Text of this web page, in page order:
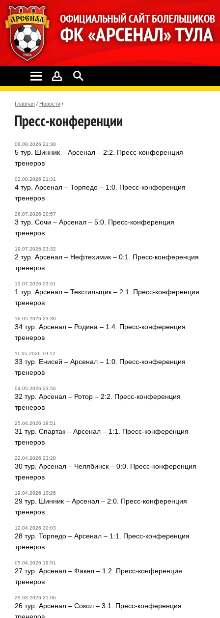
Главная / Новости /
Пресс-конференции
08.08.2026 21:38
5 тур. Шинник – Арсенал – 2:2. Пресс-конференция
тренеров
02.08.2026 21:31
4 тур. Арсенал – Торпедо – 1:0. Пресс-конференция
тренеров
26.07.2026 20:57
3 тур. Сочи – Арсенал – 5:0. Пресс-конференция
тренеров
19.07.2026 23:32
2 тур. Арсенал – Нефтехимик – 0:1. Пресс-конференция
тренеров
13.07.2026 23:51
1 тур. Арсенал – Текстильщик – 2:1. Пресс-конференция
тренеров
16.05.2026 23:30
34 тур. Арсенал – Родина – 1:4. Пресс-конференция
тренеров
11.05.2026 19:12
33 тур. Енисей – Арсенал – 1:0. Пресс-конференция
тренеров
04.05.2026 23:56
32 тур. Арсенал – Ротор – 2:2. Пресс-конференция
тренеров
25.04.2026 19:51
31 тур. Спартак – Арсенал – 1:1. Пресс-конференция
тренеров
22.04.2026 23:28
30 тур. Арсенал – Челябинск – 0:0. Пресс-конференция
тренеров
19.04.2026 10:26
29 тур. Шинник – Арсенал – 2:0. Пресс-конференция
тренеров
12.04.2026 20:03
28 тур. Торпедо – Арсенал – 1:1. Пресс-конференция
тренеров
05.04.2026 19:51
27 тур. Арсенал – Факел – 1:2. Пресс-конференция
тренеров
29.03.2026 21:06
26 тур. Арсенал – Сокол – 3:1. Пресс-конференция
тренеров